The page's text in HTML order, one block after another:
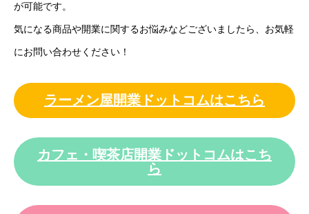
が可能です。
気になる商品や開業に関するお悩みなどございましたら、お気軽
にお問い合わせください！
ラーメン屋開業ドットコムはこちら
カフェ・喫茶店開業ドットコムはこち
ら